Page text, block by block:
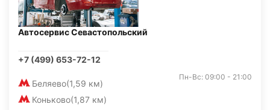
Автосервис Севастопольский
+7 (499) 653-72-12
Беляево(1,59 км)
Коньково(1,87 км)
Пн-Вс: 09:00 - 21:00